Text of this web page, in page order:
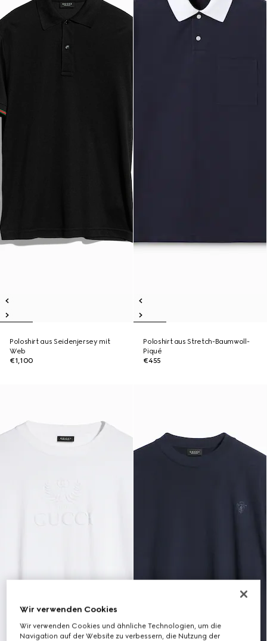
Poloshirt aus Seidenjersey mit
Web
€1,100
Poloshirt aus Stretch-Baumwoll-
Piqué
€455
Wir verwenden Cookies
Wir verwenden Cookies und ähnliche Technologien, um die
Navigation auf der Website zu verbessern, die Nutzung der